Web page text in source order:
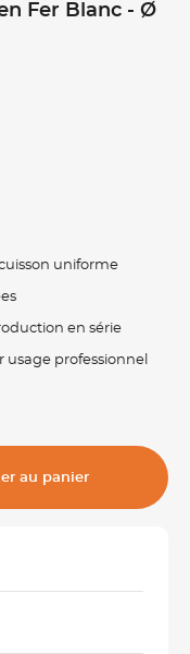
Fer Blanc - Ø
uniforme
en série
usage professionnel
au panier